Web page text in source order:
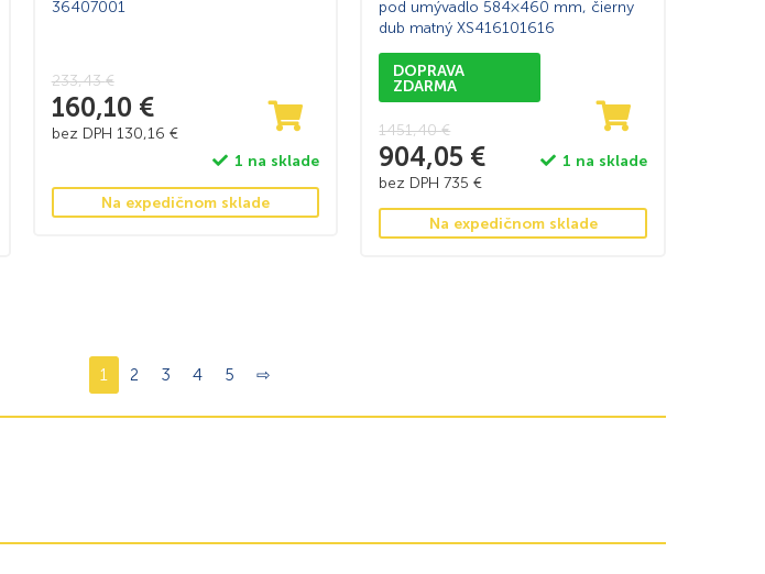
36407001
233,43€
160,10 €
bez DPH 130,16 €
1 na sklade
Na expedičnom sklade
pod umývadlo 584×460 mm, čierny
dub matný XS416101616
DOPRAVA
ZDARMA
1451,40€
904,05 €
bez DPH735€
1 na sklade
Na expedičnom sklade
1 2 3 4 5 ⇨